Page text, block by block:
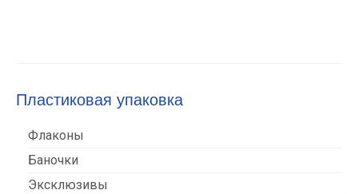
Пластиковая упаковка
Флаконы
Баночки
Эксклюзивы